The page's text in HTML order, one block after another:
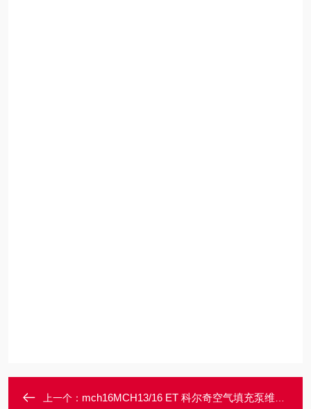
上一个： mch16MCH13/16 ET 科尔奇空气填充泵维修配件